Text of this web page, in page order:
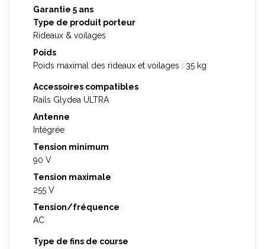
Garantie 5 ans
Type de produit porteur
Rideaux & voilages
Poids
Poids maximal des rideaux et voilages : 35 kg
Accessoires compatibles
Rails Glydea ULTRA
Antenne
Intégrée
Tension minimum
90 V
Tension maximale
255 V
Tension/fréquence
AC
Type de fins de course